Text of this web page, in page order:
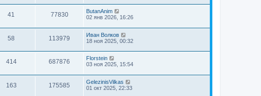
41 77830
ButanAnim
02 янв 2026, 16:26
58 113979
Иван Волков
18 ноя 2025, 00:32
414 687876
Florstein
03 ноя 2025, 15:54
163 175585
GelezinisVilkas
01 окт 2025, 22:33